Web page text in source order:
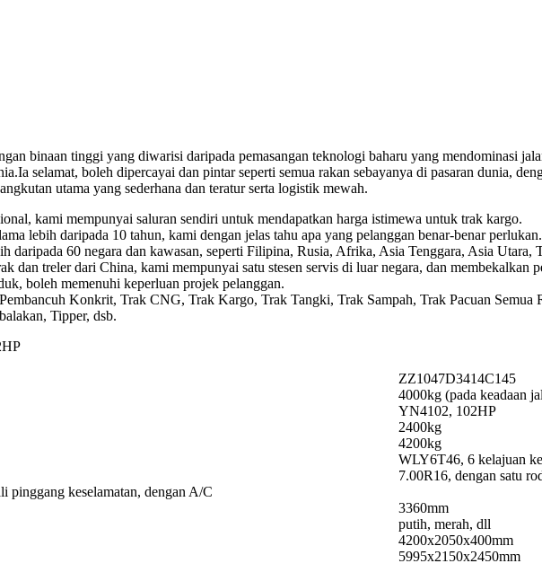
binaan tinggi yang diwarisi daripada pemasangan teknologi baharu yang mendominasi
selamat, boleh dipercayai dan pintar seperti semua rakan sebayanya di pasaran dunia,
utama yang sederhana dan teratur serta logistik mewah.
kami mempunyai saluran sendiri untuk mendapatkan harga istimewa untuk trak kargo.
lebih daripada 10 tahun, kami dengan jelas tahu apa yang pelanggan benar-benar
daripada 60 negara dan kawasan, seperti Filipina, Rusia, Afrika, Asia Tenggara, Asia Utara,
dan treler dari China, kami mempunyai satu stesen servis di luar negara, dan membekalkan
boleh memenuhi keperluan projek pelanggan.
Konkrit, Trak CNG, Trak Kargo, Trak Tangki, Trak Sampah, Trak Pacuan
Tipper, dsb.
ZZ1047D3414C145
4000kg (pada keadaan
YN4102, 102HP
2400kg
4200kg
WLY6T46, 6 kelajuan
7.00R16, dengan satu
pinggang keselamatan, dengan A/C
3360mm
putih, merah, dll
4200x2050x400mm
5995x2150x2450mm